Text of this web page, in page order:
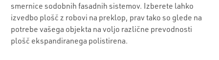
smernice sodobnih fasadnih sistemov. Izberete lahko
izvedbo plošč z robovi na preklop, prav tako so glede na
potrebe vašega objekta na voljo različne prevodnosti
plošč ekspandiranega polistirena.